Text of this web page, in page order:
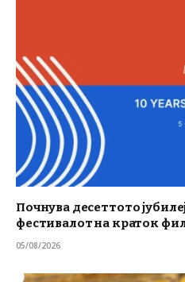
Почнува десеттото
фестивалот на краток
05/08/2026